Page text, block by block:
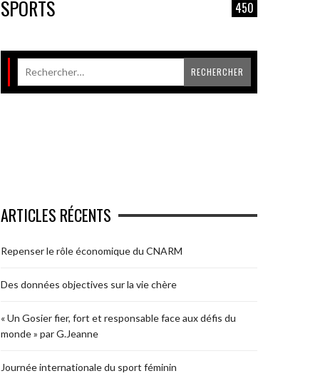
SPORTS 450
ARTICLES RÉCENTS
Repenser le rôle économique du CNARM
Des données objectives sur la vie chère
« Un Gosier fier, fort et responsable face aux défis du
monde » par G.Jeanne
Journée internationale du sport féminin